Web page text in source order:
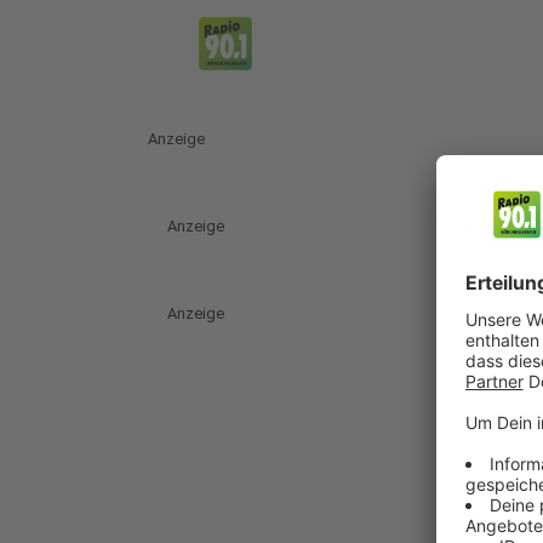
Anzeige
Anzeige
Anzeige